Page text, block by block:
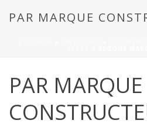
PAR MARQUE
PAR MARQUE